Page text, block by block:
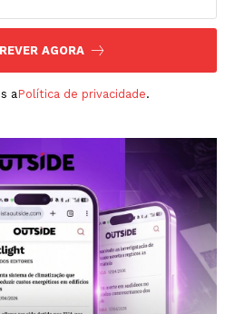
ASSINAR
AGORA
a Política de privacidade.